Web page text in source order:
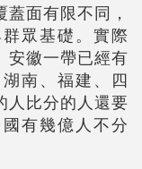
面有限不同，
眾基礎。實際
安徽一帶已經有
南、福建、四
人比分的人還要
有幾億人不分